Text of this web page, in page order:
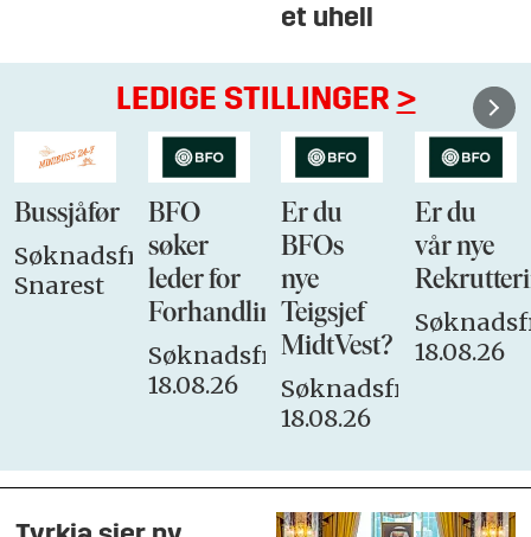
et uhell
LEDIGE STILLINGER >
Bussjåfør
Søknadsfrist:
Snarest
BFO
søker
leder for
Forhandlingsutvalget
Søknadsfrist:
18.08.26
Er du
BFOs
nye
Teigsjef
MidtVest?
Søknadsfrist:
18.08.26
Er du
vår nye
18.08.26